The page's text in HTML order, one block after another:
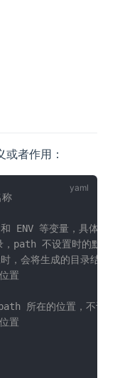
者作用：
称
ENV 等变量，具体包
path 不设置时的默认值
会将生成的目录结构和
置
所在的位置，不设
置